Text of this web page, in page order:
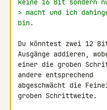
keine 16 Bit sondern
> macht und ich
bin.
Du könntest zwei 12 Bit
Ausgänge addieren,
einer die groben
andere entsprechend
abgeschwächt die
groben Schrittweite.